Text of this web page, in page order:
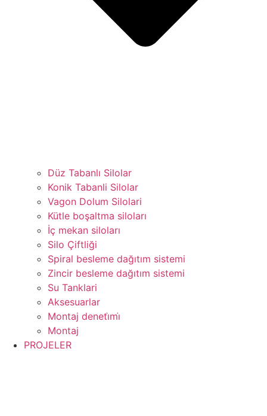
Düz Tabanlı Silolar
Konik Tabanli Silolar
Vagon Dolum Silolari
Kütle boşaltma siloları
İç mekan siloları
Silo Çiftliği
Spiral besleme dağıtım sistemi
Zincir besleme dağıtım sistemi
Su Tanklari
Aksesuarlar
Montaj deneti̇mi̇
Montaj
PROJELER